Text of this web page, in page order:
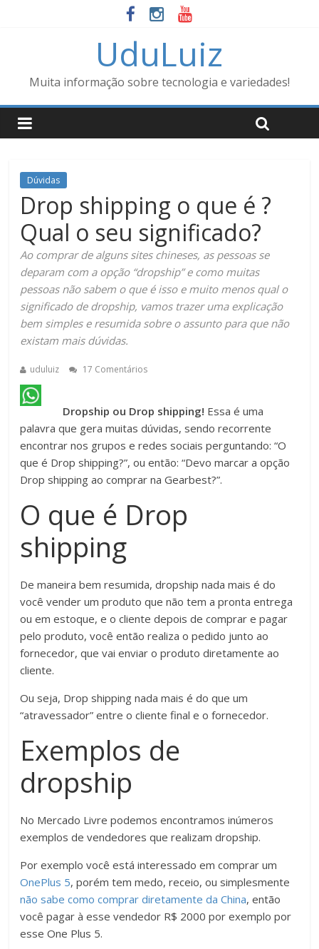
UduLuiz
Muita informação sobre tecnologia e variedades!
Dúvidas
Drop shipping o que é ?
Qual o seu significado?
Ao comprar de alguns sites chineses, as pessoas se
deparam com a opção “dropship” e como muitas
pessoas não sabem o que é isso e muito menos qual o
significado de dropship, vamos trazer uma explicação
bem simples e resumida sobre o assunto para que não
existam mais dúvidas.
uduluiz 17 Comentários
Dropship ou Drop shipping! Essa é uma
palavra que gera muitas dúvidas, sendo recorrente
encontrar nos grupos e redes sociais perguntando: “O
que é Drop shipping?”, ou então: “Devo marcar a opção
Drop shipping ao comprar na Gearbest?”.
O que é Drop
shipping
De maneira bem resumida, dropship nada mais é do
você vender um produto que não tem a pronta entrega
ou em estoque, e o cliente depois de comprar e pagar
pelo produto, você então realiza o pedido junto ao
fornecedor, que vai enviar o produto diretamente ao
cliente.
Ou seja, Drop shipping nada mais é do que um
“atravessador” entre o cliente final e o fornecedor.
Exemplos de
dropship
No Mercado Livre podemos encontramos inúmeros
exemplos de vendedores que realizam dropship.
Por exemplo você está interessado em comprar um
OnePlus 5, porém tem medo, receio, ou simplesmente
não sabe como comprar diretamente da China, então
você pagar à esse vendedor R$ 2000 por exemplo por
esse One Plus 5.